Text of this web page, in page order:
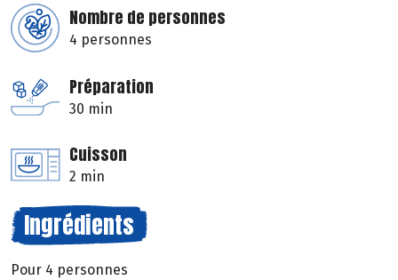
Nombre de personnes
4 personnes
Préparation
30 min
Cuisson
2 min
Ingrédients
Pour 4 personnes